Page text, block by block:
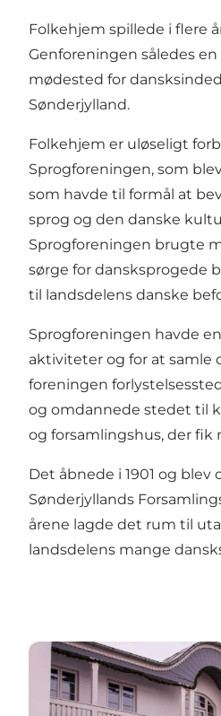
Folkehjem spillede i flere
Genforeningen således
mødested for
Sønderjylland.
Folkehjem er uløseligt
Sprogforeningen, som
som havde til formål at
sprog og den danske
Sprogforeningen brugte
sørge for dansksprogede
til landsdelens danske
Sprogforeningen havde
aktiviteter og for at samle
foreningen
og omdannede stedet til
og forsamlingshus, der fik
Det åbnede i 1901 og blev
Sønderjyllands
årene lagde det rum til
landsdelens mange